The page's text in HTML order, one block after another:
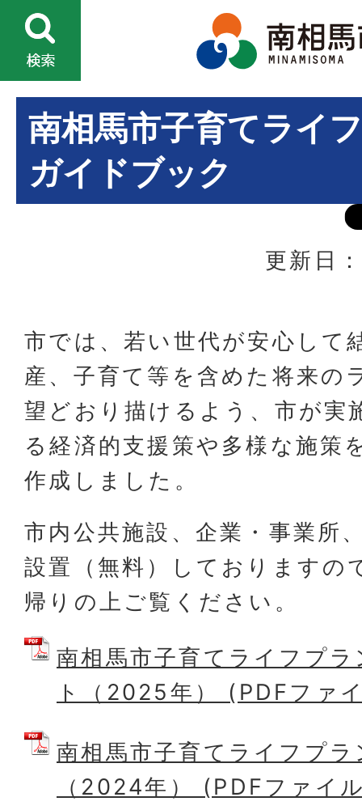
南相馬市子育てライ
ガイドブック
更新日
市では、若い世代が安心して
産、子育て等を含めた将来の
望どおり描けるよう、市が実
る経済的支援策や多様な施策
作成しました。
市内公共施設、企業・事業所
設置（無料）しておりますの
帰りの上ご覧ください。
南相馬市子育てライフプ
ト（2025年） (PDFファ
南相馬市子育てライフプ
（2024年） (PDFファイ